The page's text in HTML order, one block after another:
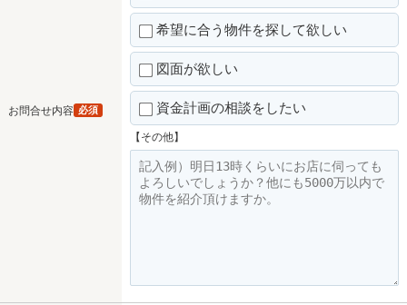
お問合せ内容 必須
希望に合う物件を探して欲しい
図面が欲しい
資金計画の相談をしたい
【その他】